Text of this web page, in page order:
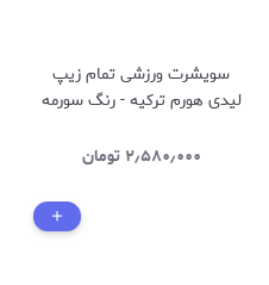
سویشرت ورزشی تمام زیپ
لیدی هورم ترکیه - رنگ سورمه
۲٫۵۸۰٫۰۰۰ تومان